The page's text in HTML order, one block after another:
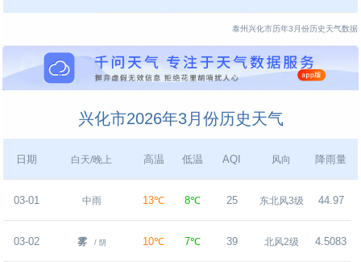
泰州兴化市历年3月份历史天气数据
兴化市2026年3月份历史天气
日期 白天/晚上 高温 低温 AQI 风向 降雨量
03-01 中雨 13℃ 8℃ 25 东北风3级 44.97
03-02 雾 / 阴 10℃ 7℃ 39 北风2级 4.5083